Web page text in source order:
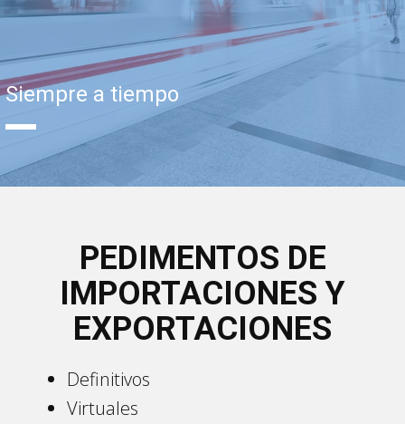
Siempre a tiempo
PEDIMENTOS DE
IMPORTACIONES Y
EXPORTACIONES
Definitivos
Virtuales